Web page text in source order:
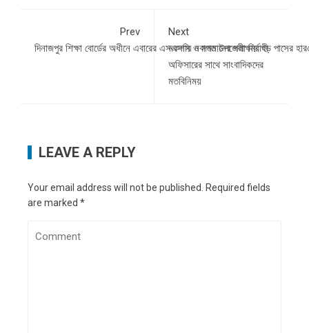
Prev
দিনাজপুর শিক্ষা বোর্ডের অধীনে এবারের এসএসসি ও সমমানের পরীক্ষায় গড় পাসের
Next
নকলায় নবাগত উপজেলা নির্বাহী
অফিসারের সাথে সাংবাদিকদের
মতবিনিময়
LEAVE A REPLY
Your email address will not be published. Required fields
are marked *